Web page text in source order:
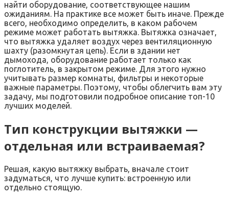
найти оборудование, соответствующее нашим
ожиданиям. На практике все может быть иначе. Прежде
всего, необходимо определить, в каком рабочем
режиме может работать вытяжка. Вытяжка означает,
что вытяжка удаляет воздух через вентиляционную
шахту (разомкнутая цепь). Если в здании нет
дымохода, оборудование работает только как
поглотитель, в закрытом режиме. Для этого нужно
учитывать размер комнаты, фильтры и некоторые
важные параметры. Поэтому, чтобы облегчить вам эту
задачу, мы подготовили подробное описание топ-10
лучших моделей.
Тип конструкции вытяжки —
отдельная или встраиваемая?
Решая, какую вытяжку выбрать, вначале стоит
задуматься, что лучше купить: встроенную или
отдельно стоящую.